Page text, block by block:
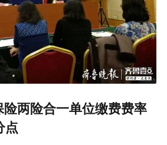
两险合一单位缴费费率
点